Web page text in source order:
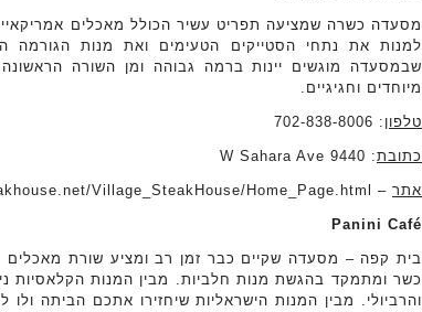
מסעדה כשרה שמציעה תפריט עשיר הכולל מאכלים אמריקאיים
למנות את נתחי הסטייקים הטעימים ואת מנות הגורמה
שבמסעדה מוגשים יינות ברמה גבוהה ומן השורה
מיוחדים וחגיגיים.
טלפון : 702-838-8006
כתובת: 9440 W Sahara Ave
אתר – www.villagesteakhouse.net/Village_SteakHouse/Home_Page.html
Panini Café
בית קפה – מסעדה שקיים כבר זמן רב ומציע שורת מאכלים
כשר ומתמקד בהגשת מנות חלביות. מבין המנות הקלאסיות
והרביולי. מבין המנות הישראליות שיחזירו אתכם הביתה